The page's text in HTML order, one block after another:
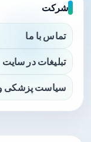
شرکت
تماس با ما
تبلیغات در سایت
سیاست پزشکی